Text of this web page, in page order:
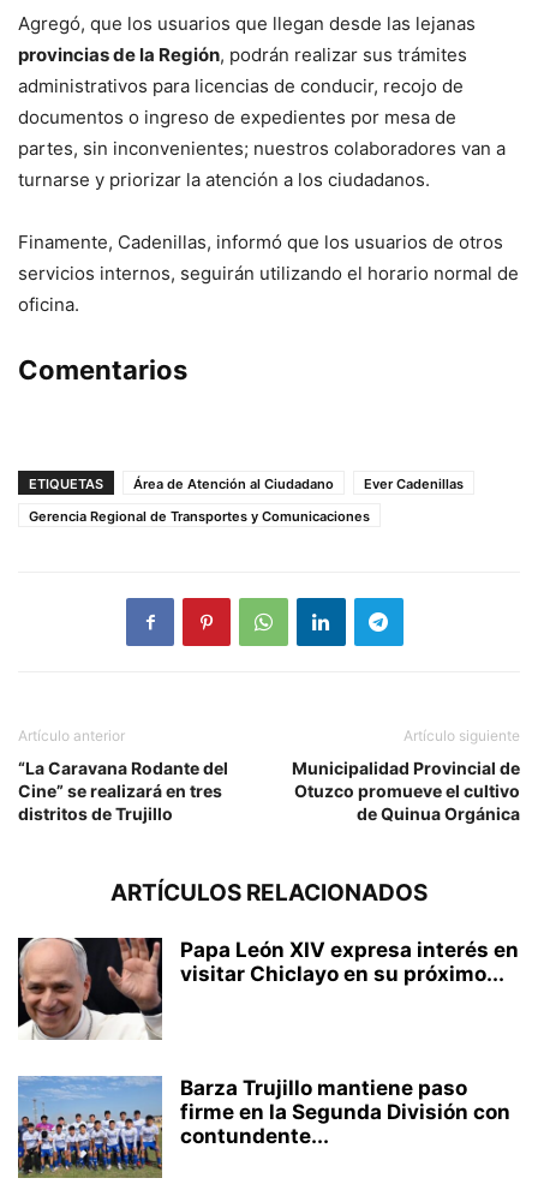
Agregó, que los usuarios que llegan desde las lejanas
provincias de la Región, podrán realizar sus trámites
administrativos para licencias de conducir, recojo de
documentos o ingreso de expedientes por mesa de
partes, sin inconvenientes; nuestros colaboradores van a
turnarse y priorizar la atención a los ciudadanos.
Finamente, Cadenillas, informó que los usuarios de otros
servicios internos, seguirán utilizando el horario normal de
oficina.
Comentarios
ETIQUETAS Área de Atención al Ciudadano
Ever Cadenillas
Gerencia Regional de Transportes y Comunicaciones
Artículo anterior
“La Caravana Rodante del
Cine” se realizará en tres
distritos de Trujillo
Artículo siguiente
Municipalidad Provincial de
Otuzco promueve el cultivo
de Quinua Orgánica
ARTÍCULOS RELACIONADOS
Papa León XIV expresa interés en
visitar Chiclayo en su próximo...
Barza Trujillo mantiene paso
firme en la Segunda División con
contundente...